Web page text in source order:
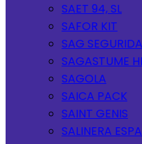
SAET 94, SL
SAFOR KIT
SAG
SAGASTUME
SAGOLA
SAICA PACK
SAINT GENIS
SALINERA